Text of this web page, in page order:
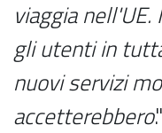
viaggia
gli utenti in
nuovi servizi
accetterebbero."